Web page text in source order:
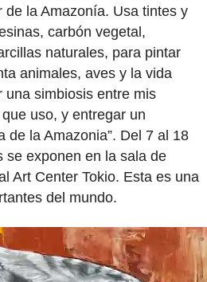
de la Amazonía. Usa tintes y
carbón vegetal,
naturales, para pintar
animales, aves y la vida
una simbiosis entre mis
uso, y entregar un
de la Amazonia”. Del 7 al 18
se exponen en la sala de
Art Center Tokio. Esta es una
del mundo.